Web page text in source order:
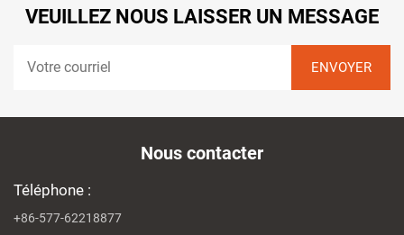
VEUILLEZ NOUS LAISSER UN MESSAGE
Nous contacter
Téléphone :
+86-577-62218877